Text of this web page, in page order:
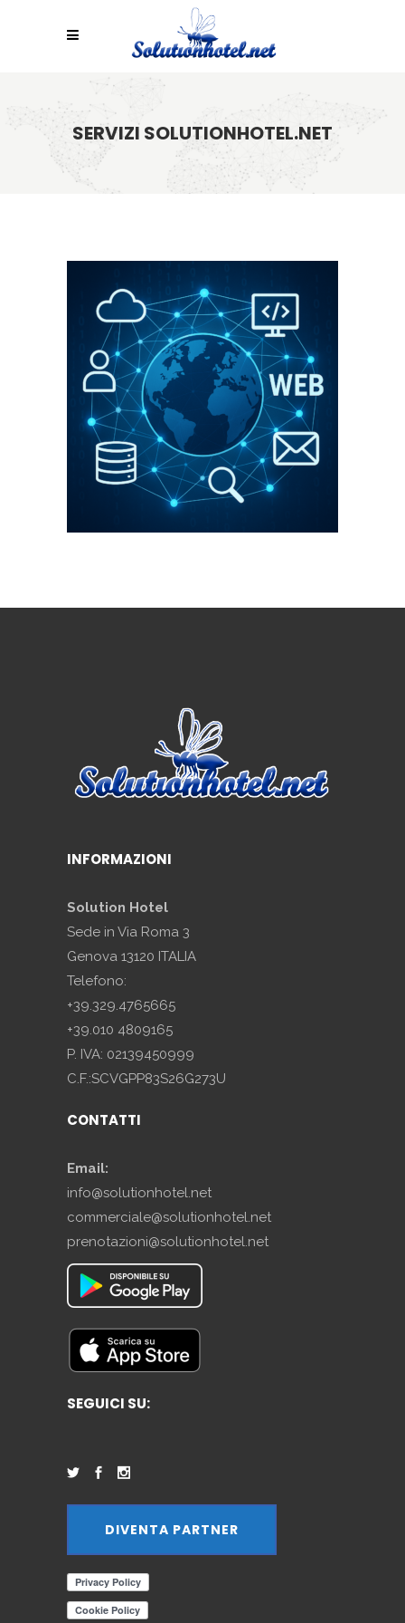
SERVIZI SOLUTIONHOTEL.NET
INFORMAZIONI
Solution Hotel
Sede in Via Roma 3
Genova 13120 ITALIA
Telefono:
+39.329.4765665
+39.010 4809165
P. IVA: 02139450999
C.F.:SCVGPP83S26G273U
CONTATTI
Email:
info@solutionhotel.net
commerciale@solutionhotel.net
prenotazioni@solutionhotel.net
SEGUICI SU:
DIVENTA PARTNER